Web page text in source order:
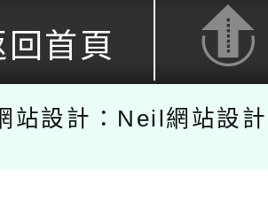
回首頁
站設計：Neil網站設